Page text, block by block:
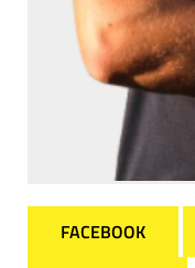
FACEBOOK